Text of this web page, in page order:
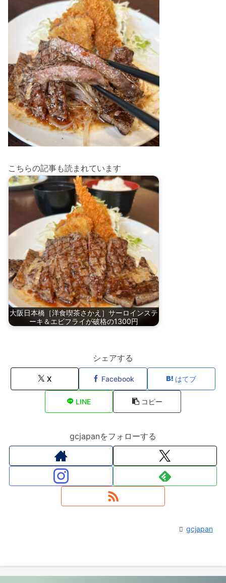
こちらの記事も読まれています
大阪日本橋［洋食喫茶さかえ］サーロインステ
ーキ＆エビフライが破格の1300円
シェアする
X Facebook はてブ
LINE コピー
gcjapanをフォローする
gcjapan